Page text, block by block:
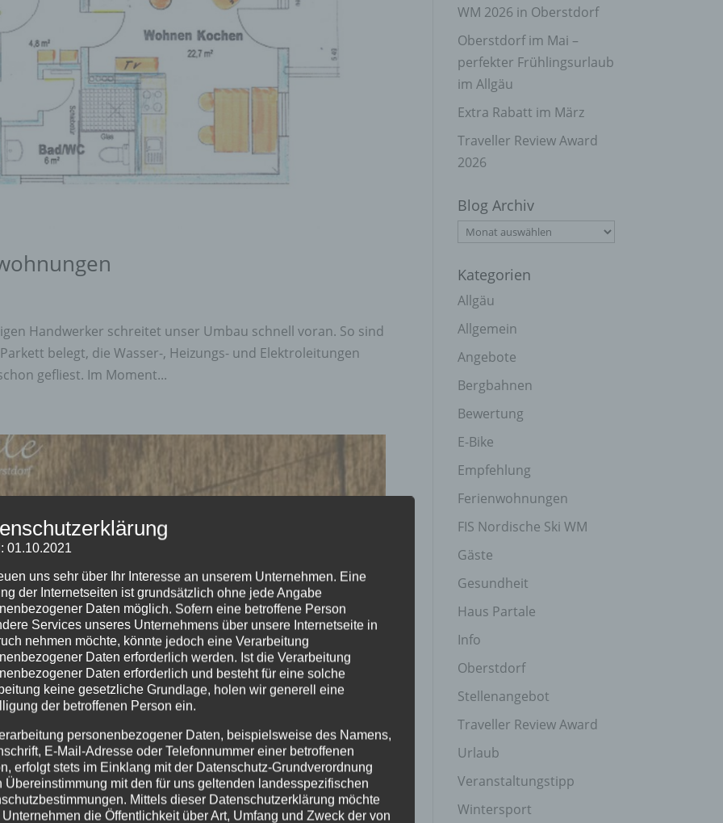
Handwerker schreitet unser Umbau schnell voran. So sind
belegt, die Wasser-, Heizungs- und Elektroleitungen
gefliest. Im Moment...
WM 2026 in Oberstdorf
Oberstdorf im Mai –
perfekter Frühlingsurlaub
im Allgäu
Extra Rabatt im März
Traveller Review Award
2026
Blog Archiv
Blog
Kategorien
Allgäu
Allgemein
Angebote
Bergbahnen
Bewertung
E-Bike
Empfehlung
Ferienwohnungen
FIS Nordische Ski WM
Gäste
Gesundheit
Haus Partale
Info
Oberstdorf
Stellenangebot
Traveller Review Award
Urlaub
Veranstaltungstipp
Wintersport
01.10.2021
uns sehr über Ihr Interesse an unserem Unternehmen. Eine
der Internetseiten ist grundsätzlich ohne jede Angabe
Daten möglich. Sofern eine betroffene Person
Services unseres Unternehmens über unsere Internetseite in
nehmen möchte, könnte jedoch eine Verarbeitung
Daten erforderlich werden. Ist die Verarbeitung
Daten erforderlich und besteht für eine solche
keine gesetzliche Grundlage, holen wir generell eine
der betroffenen Person ein.
personenbezogener Daten, beispielsweise des Namens,
E-Mail-Adresse oder Telefonnummer einer betroffenen
erfolgt stets im Einklang mit der Datenschutz-Grundverordnung
Übereinstimmung mit den für uns geltenden landesspezifischen
Mittels dieser Datenschutzerklärung möchte
Unternehmen die Öffentlichkeit über Art, Umfang und Zweck der von